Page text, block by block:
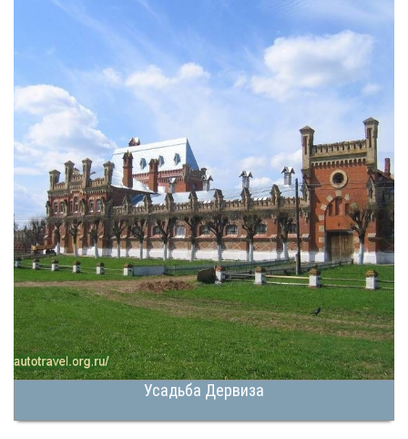
Усадьба Дервиза